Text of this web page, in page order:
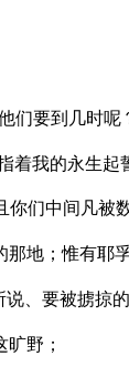
们要到几时呢
着我的永生起
们中间凡被
地；惟有耶
、要被掳掠
野；